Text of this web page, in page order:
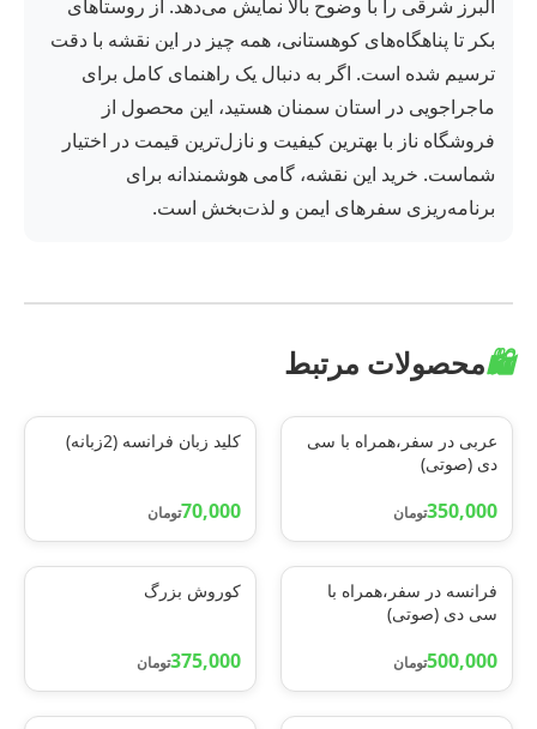
البرز شرقی را با وضوح بالا نمایش می‌دهد. از روستاهای
بکر تا پناهگاه‌های کوهستانی، همه چیز در این نقشه با دقت
ترسیم شده است. اگر به دنبال یک راهنمای کامل برای
ماجراجویی در استان سمنان هستید، این محصول از
فروشگاه ناز با بهترین کیفیت و نازل‌ترین قیمت در اختیار
شماست. خرید این نقشه، گامی هوشمندانه برای
برنامه‌ریزی سفرهای ایمن و لذت‌بخش است.
🛍️محصولات مرتبط
عربی در سفر،همراه با سی
دی (صوتی)
350,000تومان
کلید زبان فرانسه (2زبانه)
70,000تومان
فرانسه در سفر،همراه با
سی دی (صوتی)
500,000تومان
کوروش بزرگ
375,000تومان